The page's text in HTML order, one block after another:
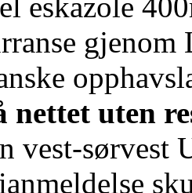
gjenom
nettet uten
vest-sørvest